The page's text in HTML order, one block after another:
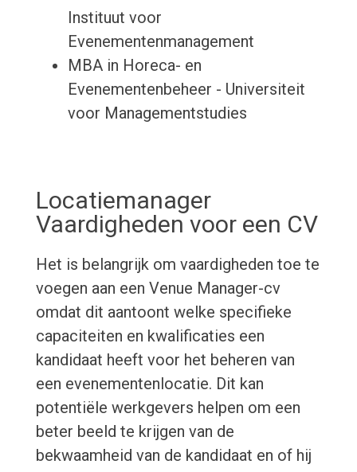
Instituut voor
Evenementenmanagement
MBA in Horeca- en
Evenementenbeheer - Universiteit
voor Managementstudies
Locatiemanager
Vaardigheden voor een CV
Het is belangrijk om vaardigheden toe te
voegen aan een Venue Manager-cv
omdat dit aantoont welke specifieke
capaciteiten en kwalificaties een
kandidaat heeft voor het beheren van
een evenementenlocatie. Dit kan
potentiële werkgevers helpen om een
beter beeld te krijgen van de
bekwaamheid van de kandidaat en of hij